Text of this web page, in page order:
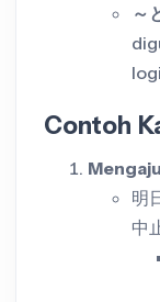
～
Contoh
明
中